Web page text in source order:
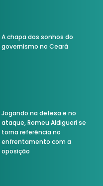
A chapa dos sonhos do
governismo no Ceará
Jogando na defesa e no
ataque, Romeu Aldigueri se
torna referência no
enfrentamento com a
oposição